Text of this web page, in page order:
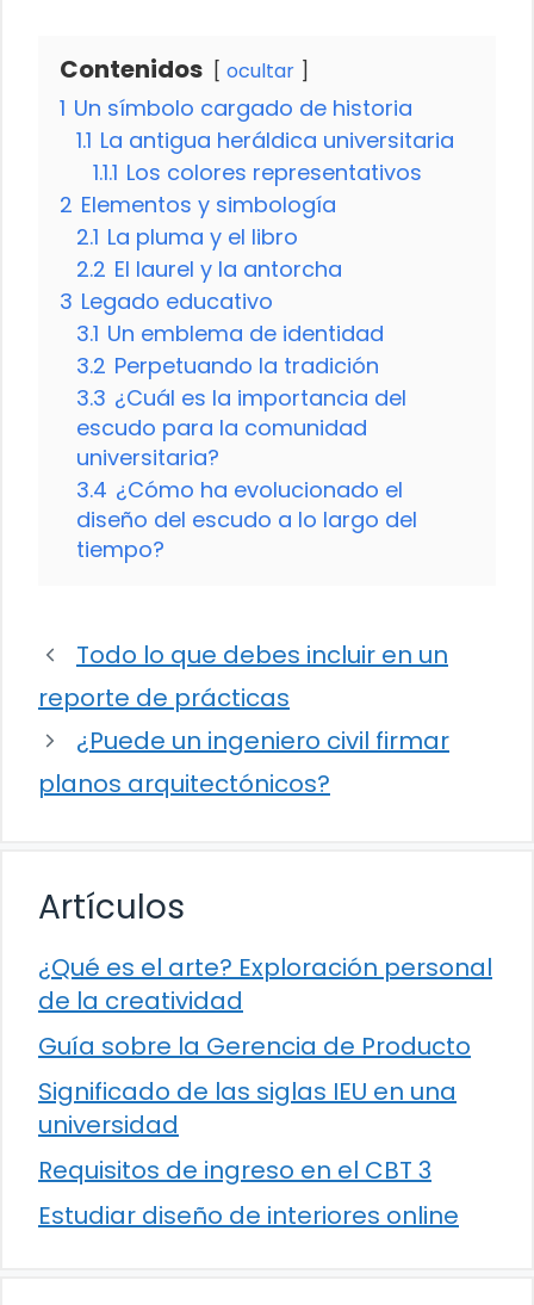
Contenidos ocultar
1 Un símbolo cargado de historia
1.1 La antigua heráldica universitaria
1.1.1 Los colores representativos
2 Elementos y simbología
2.1 La pluma y el libro
2.2 El laurel y la antorcha
3 Legado educativo
3.1 Un emblema de identidad
3.2 Perpetuando la tradición
3.3 ¿Cuál es la importancia del
escudo para la comunidad
universitaria?
3.4 ¿Cómo ha evolucionado el
diseño del escudo a lo largo del
tiempo?
Todo lo que debes incluir en un
reporte de prácticas
¿Puede un ingeniero civil firmar
planos arquitectónicos?
Artículos
¿Qué es el arte? Exploración personal
de la creatividad
Guía sobre la Gerencia de Producto
Significado de las siglas IEU en una
universidad
Requisitos de ingreso en el CBT 3
Estudiar diseño de interiores online